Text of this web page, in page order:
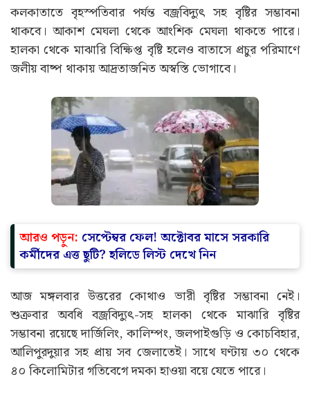
কলকাতাতে বৃহস্পতিবার পর্যন্ত বজ্রবিদ্যুৎ সহ বৃষ্টির সম্ভাবনা
থাকবে। আকাশ মেঘলা থেকে আংশিক মেঘলা থাকতে পারে।
হালকা থেকে মাঝারি বিক্ষিপ্ত বৃষ্টি হলেও বাতাসে প্রচুর পরিমাণে
জলীয় বাষ্প থাকায় আদ্রতাজনিত অস্বস্তি ভোগাবে।
আরও পড়ুন: সেপ্টেম্বর ফেল! অক্টোবর মাসে সরকারি
কর্মীদের এত্ত ছুটি? হলিডে লিস্ট দেখে নিন
আজ মঙ্গলবার উত্তরের কোথাও ভারী বৃষ্টির সম্ভাবনা নেই।
শুক্রবার অবধি বজ্রবিদ্যুৎ-সহ হালকা থেকে মাঝারি বৃষ্টির
সম্ভাবনা রয়েছে দার্জিলিং, কালিম্পং, জলপাইগুড়ি ও কোচবিহার,
আলিপুরদুয়ার সহ প্রায় সব জেলাতেই। সাথে ঘণ্টায় ৩০ থেকে
৪০ কিলোমিটার গতিবেগে দমকা হাওয়া বয়ে যেতে পারে।